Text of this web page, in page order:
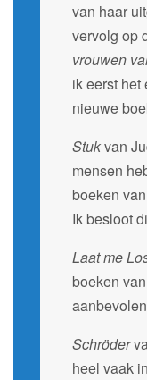
van haar
vervolg op
vrouwen
ik eerst het
nieuwe
Stukvan
mensen
boeken
Ik besloot
Laat me
boeken
Schröder
heel vaak